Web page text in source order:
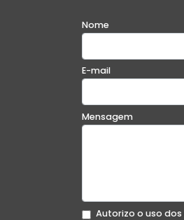
Nome
E-mail
Mensagem
Autorizo o uso